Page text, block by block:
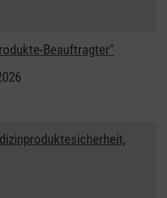
Beauftragter"